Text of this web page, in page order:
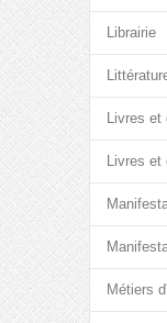
Librairie
Livres et
Livres et
Métiers